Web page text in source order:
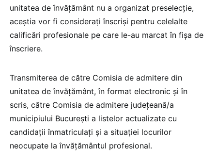
unitatea de învățământ nu a organizat preselecție,
aceștia vor fi considerați înscriși pentru celelalte
calificări profesionale pe care le-au marcat în fișa de
înscriere.
Transmiterea de către Comisia de admitere din
unitatea de învățământ, în format electronic și în
scris, către Comisia de admitere județeană/a
municipiului București a listelor actualizate cu
candidații înmatriculați și a situației locurilor
neocupate la învățământul profesional.